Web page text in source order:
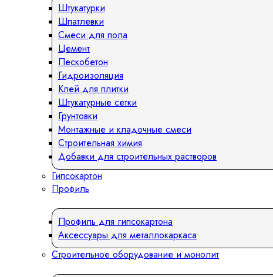
Штукатурки
Шпатлевки
Смеси для пола
Цемент
Пескобетон
Гидроизоляция
Клей для плитки
Штукатурные сетки
Грунтовки
Монтажные и кладочные смеси
Строительная химия
Добавки для строительных растворов
Гипсокартон
Профиль
Профиль для гипсокартона
Аксессуары для металлокаркаса
Строительное оборудование и монолит